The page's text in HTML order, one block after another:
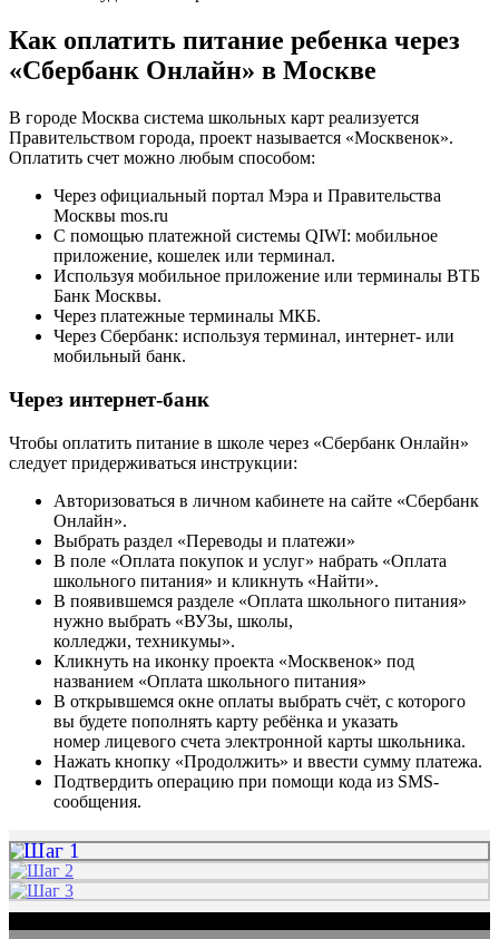
Как оплатить питание ребенка через
«Сбербанк Онлайн» в Москве
В городе Москва система школьных карт реализуется
Правительством города, проект называется «Москвенок».
Оплатить счет можно любым способом:
Через официальный портал Мэра и Правительства
Москвы mos.ru
С помощью платежной системы QIWI: мобильное
приложение, кошелек или терминал.
Используя мобильное приложение или терминалы ВТБ
Банк Москвы.
Через платежные терминалы МКБ.
Через Сбербанк: используя терминал, интернет- или
мобильный банк.
Через интернет-банк
Чтобы оплатить питание в школе через «Сбербанк Онлайн»
следует придерживаться инструкции:
Авторизоваться в личном кабинете на сайте «Сбербанк
Онлайн».
Выбрать раздел «Переводы и платежи»
В поле «Оплата покупок и услуг» набрать «Оплата
школьного питания» и кликнуть «Найти».
В появившемся разделе «Оплата школьного питания»
нужно выбрать «ВУЗы, школы,
колледжи, техникумы».
Кликнуть на иконку проекта «Москвенок» под
названием «Оплата школьного питания»
В открывшемся окне оплаты выбрать счёт, с которого
вы будете пополнять карту ребёнка и указать
номер лицевого счета электронной карты школьника.
Нажать кнопку «Продолжить» и ввести сумму платежа.
Подтвердить операцию при помощи кода из SMS-
сообщения.